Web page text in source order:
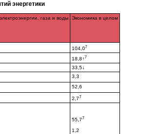
энергетики
газа и воды Экономика в целом
104,07
18,8↑7
33,5↓
3,3
52,6
2,77
55,77
1,2